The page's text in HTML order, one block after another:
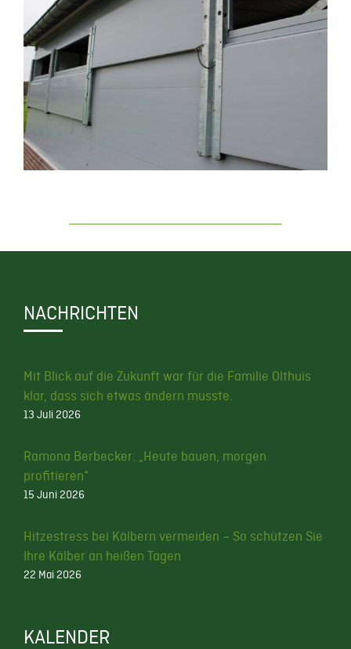
NACHRICHTEN
Mit Blick auf die Zukunft war für die Familie Olthuis
klar, dass sich etwas ändern musste.
13 Juli 2026
Ramona Berbecker: „Heute bauen, morgen
profitieren“
15 Juni 2026
Hitzestress bei Kälbern vermeiden – So schützen Sie
Ihre Kälber an heißen Tagen
22 Mai 2026
KALENDER